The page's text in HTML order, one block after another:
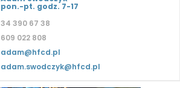
pon.-pt. godz. 7-17
34 390 67 38
609 022 808
adam@hfcd.pl
adam.swodczyk@hfcd.pl